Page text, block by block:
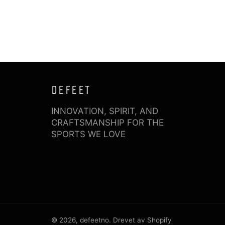
DEFEET
INNOVATION, SPIRIT, AND
CRAFTSMANSHIP FOR THE
SPORTS WE LOVE
© 2026, defeetno. Drevet av Shopify